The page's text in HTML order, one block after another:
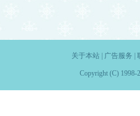
关于本站| 广告服务
Copyright (C) 1998-